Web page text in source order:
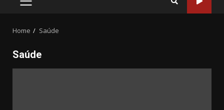
PRIMARY
Home Saúde
Saúde